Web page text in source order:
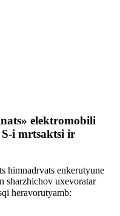
elektromobili
i mrtsaktsi ir
himnadrvats enkerutyune
sharzhichov uxevoratar
heravorutyamb: